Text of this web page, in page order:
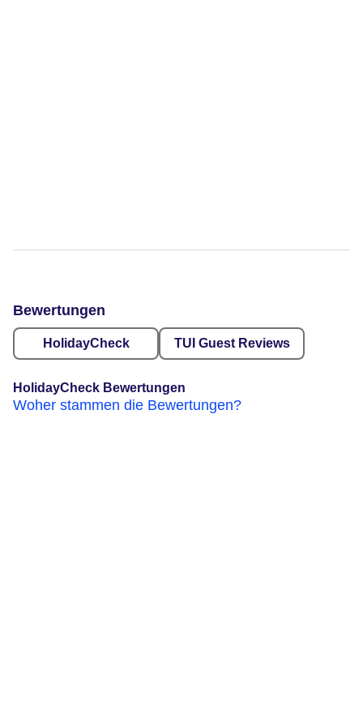
Bewertungen
HolidayCheck TUI Guest Reviews
HolidayCheck Bewertungen
Woher stammen die Bewertungen?